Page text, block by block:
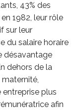
43% des
1982, leur rôle
sur leur
du salaire horaire
désavantage
dehors de la
plus
afin